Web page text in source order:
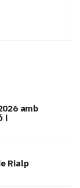
amb
i
Rialp